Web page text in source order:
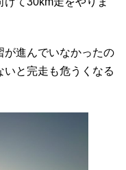
が進んでいなかったの
と完走も危うくなる